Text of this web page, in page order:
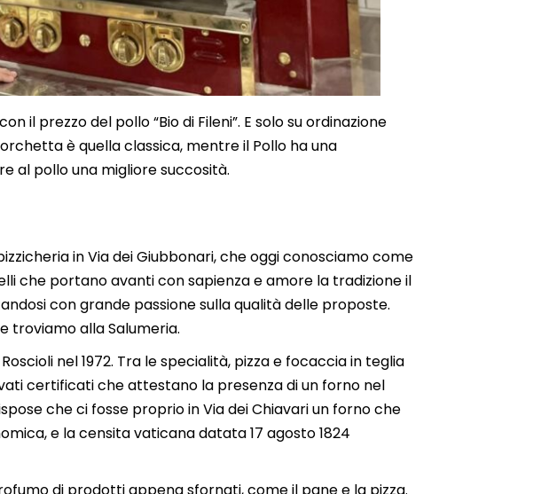
il prezzo del pollo “Bio di Fileni”. E solo su ordinazione
è quella classica, mentre il Pollo ha una
al pollo una migliore succosità.
in Via dei Giubbonari, che oggi conosciamo come
che portano avanti con sapienza e amore la tradizione il
con grande passione sulla qualità delle proposte.
troviamo alla Salumeria.
nel 1972. Tra le specialità, pizza e focaccia in teglia
certificati che attestano la presenza di un forno nel
che ci fosse proprio in Via dei Chiavari un forno che
e la censita vaticana datata 17 agosto 1824